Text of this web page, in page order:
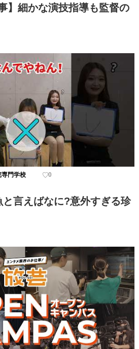
】細かな演技指導も監督の
門学校
0
と言えばなに?意外すぎる珍